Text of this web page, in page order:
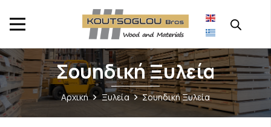
Σουηδική Ξυλεία
Αρχική Ξυλεία Σουηδική Ξυλεία